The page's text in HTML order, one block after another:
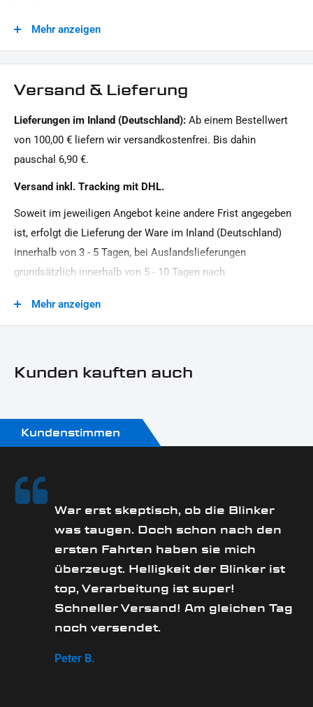
12 V / 0, 6 W
Kunststoff
Universal Modellreihe
Motorradmarke:
Kennzeichenbeleuchtung
Mehr anzeigen
Versand & Lieferung
Lieferungen im Inland (Deutschland): Ab einem Bestellwert
von 100,00 € liefern wir versandkostenfrei. Bis dahin
pauschal 6,90 €.
Versand inkl. Tracking mit DHL.
Soweit im jeweiligen Angebot keine andere Frist angegeben
ist, erfolgt die Lieferung der Ware im Inland (Deutschland)
innerhalb von 3 - 5 Tagen, bei Auslandslieferungen
grundsätzlich innerhalb von 5 - 10 Tagen nach
Zeitpunkt Ihrer Zahlungsanweisung).Beachten Sie, dass an
Mehr anzeigen
Kunden kauften auch
Kundenstimmen
War erst skeptisch, ob die Blinker
was taugen. Doch schon nach den
ersten Fahrten haben sie mich
überzeugt. Helligkeit der Blinker ist
top, Verarbeitung ist super!
Schneller Versand! Am gleichen Tag
noch versendet.
Peter B.